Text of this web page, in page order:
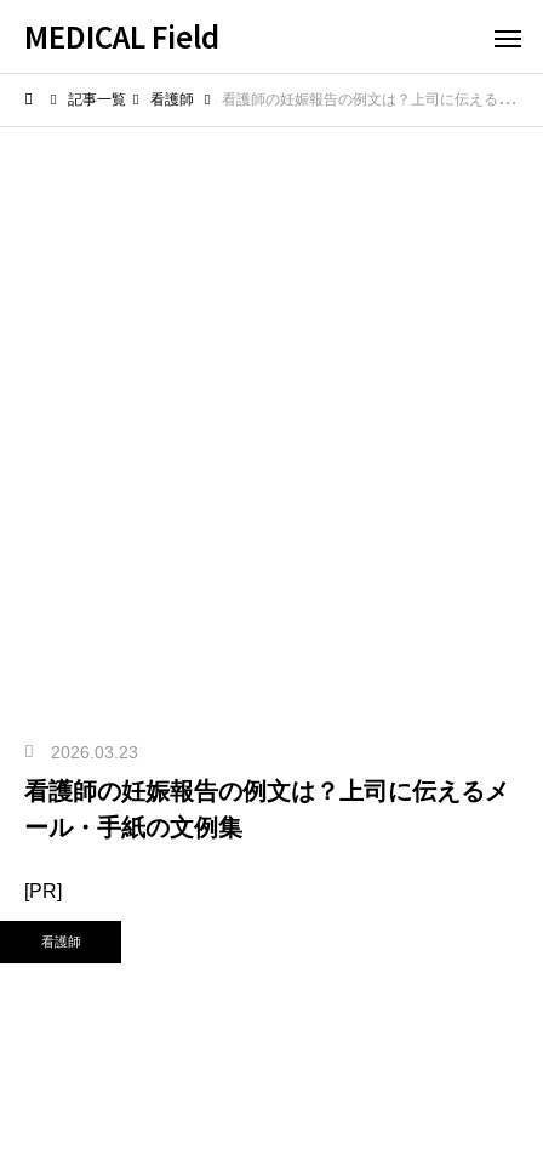
MEDICAL Field
記事一覧 看護師 看護師の妊娠報告の例文は？上司に伝えるメール・手紙の文例集
2026.03.23
看護師の妊娠報告の例文は？上司に伝えるメ
ール・手紙の文例集
[PR]
看護師